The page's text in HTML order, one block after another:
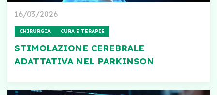
16/03/2026
CHIRURGIA CURA E TERAPIE
STIMOLAZIONE CEREBRALE
ADATTATIVA NEL PARKINSON